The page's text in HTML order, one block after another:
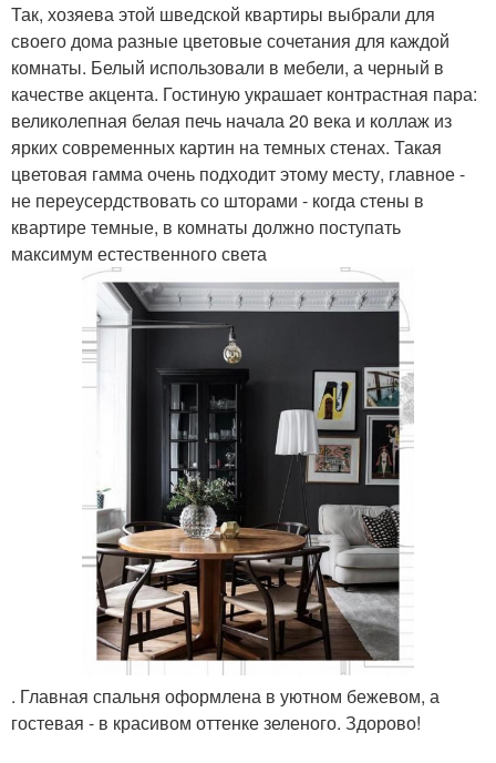
Так, хозяева этой шведской квартиры выбрали для
своего дома разные цветовые сочетания для каждой
комнаты. Белый использовали в мебели, а черный в
качестве акцента. Гостиную украшает контрастная пара:
великолепная белая печь начала 20 века и коллаж из
ярких современных картин на темных стенах. Такая
цветовая гамма очень подходит этому месту, главное -
не переусердствовать со шторами - когда стены в
квартире темные, в комнаты должно поступать
максимум естественного света
. Главная спальня оформлена в уютном бежевом, а
гостевая - в красивом оттенке зеленого. Здорово!